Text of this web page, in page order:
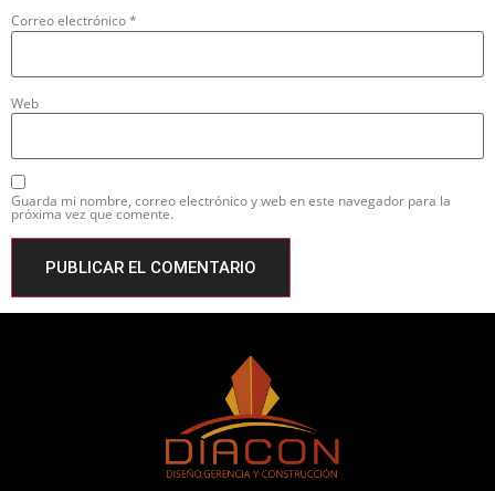
Correo electrónico*
Web
Guarda mi nombre, correo electrónico y web en este navegador para la
próxima vez que comente.